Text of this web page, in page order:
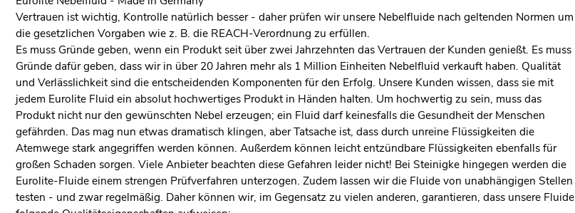
Vertrauen ist wichtig, Kontrolle natürlich besser - daher prüfen wir unsere Nebelfluide nach geltenden Normen um
die gesetzlichen Vorgaben wie z. B. die REACH-Verordnung zu erfüllen.
Es muss Gründe geben, wenn ein Produkt seit über zwei Jahrzehnten das Vertrauen der Kunden genießt. Es muss
Gründe dafür geben, dass wir in über 20 Jahren mehr als 1 Million Einheiten Nebelfluid verkauft haben. Qualität
und Verlässlichkeit sind die entscheidenden Komponenten für den Erfolg. Unsere Kunden wissen, dass sie mit
jedem Eurolite Fluid ein absolut hochwertiges Produkt in Händen halten. Um hochwertig zu sein, muss das
Produkt nicht nur den gewünschten Nebel erzeugen; ein Fluid darf keinesfalls die Gesundheit der Menschen
gefährden. Das mag nun etwas dramatisch klingen, aber Tatsache ist, dass durch unreine Flüssigkeiten die
Atemwege stark angegriffen werden können. Außerdem können leicht entzündbare Flüssigkeiten ebenfalls für
großen Schaden sorgen. Viele Anbieter beachten diese Gefahren leider nicht! Bei Steinigke hingegen werden die
Eurolite-Fluide einem strengen Prüfverfahren unterzogen. Zudem lassen wir die Fluide von unabhängigen Stellen
testen - und zwar regelmäßig. Daher können wir, im Gegensatz zu vielen anderen, garantieren, dass unsere Fluide